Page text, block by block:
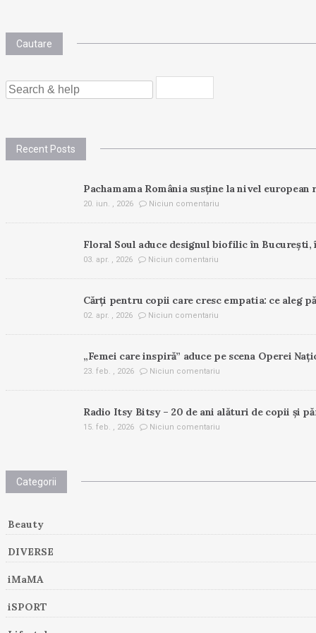
Cautare
SEARCH
FOR:
Recent Posts
Pachamama România susține la nivel
20. iun. , 2026 Niciun comentariu
Floral Soul aduce designul biofilic în
03. apr. , 2026 Niciun comentariu
Cărți pentru copii care cresc empatia: ce aleg
02. apr. , 2026 Niciun comentariu
„Femei care inspiră” aduce pe scena Operei
23. feb. , 2026 Niciun comentariu
Radio Itsy Bitsy – 20 de ani alături de copii și
15. feb. , 2026 Niciun comentariu
Categorii
Beauty
DIVERSE
iMaMA
iSPORT